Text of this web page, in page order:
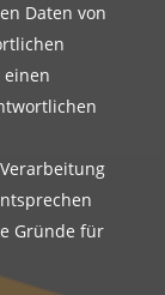
Daten von
Gründe für